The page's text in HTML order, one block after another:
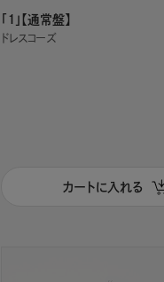
「１」【通常盤】
ドレスコーズ
カートに入れる